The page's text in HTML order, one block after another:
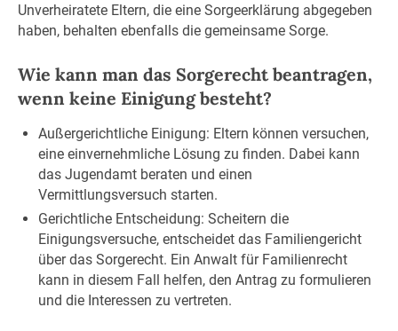
Unverheiratete Eltern, die eine Sorgeerklärung abgegeben
haben, behalten ebenfalls die gemeinsame Sorge.
Wie kann man das Sorgerecht beantragen,
wenn keine Einigung besteht?
Außergerichtliche Einigung: Eltern können versuchen,
eine einvernehmliche Lösung zu finden. Dabei kann
das Jugendamt beraten und einen
Vermittlungsversuch starten.
Gerichtliche Entscheidung: Scheitern die
Einigungsversuche, entscheidet das Familiengericht
über das Sorgerecht. Ein Anwalt für Familienrecht
kann in diesem Fall helfen, den Antrag zu formulieren
und die Interessen zu vertreten.